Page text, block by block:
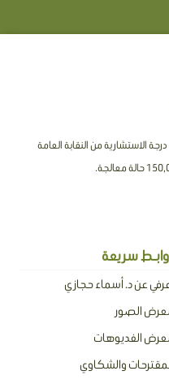
الاستشارية من النقابة العامة
سريعة
عن د. أسماء حجازي
الصور
الفديوهات
والشكاوي